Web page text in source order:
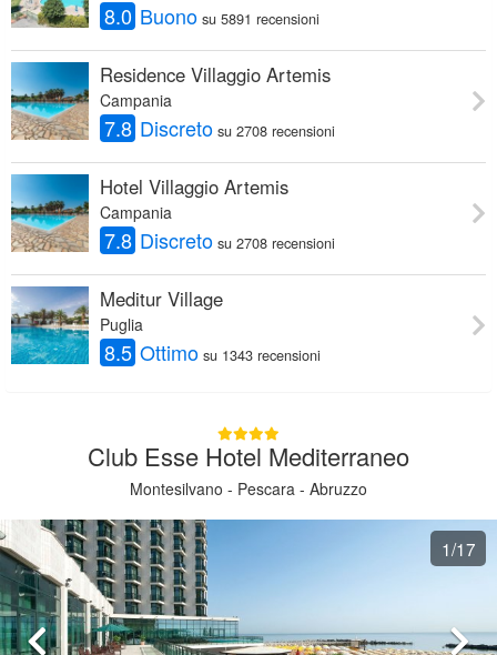
8.0 Buono su 5891 recensioni
Residence Villaggio Artemis
Campania
7.8 Discreto su 2708 recensioni
Hotel Villaggio Artemis
Campania
7.8 Discreto su 2708 recensioni
Meditur Village
Puglia
8.5 Ottimo su 1343 recensioni
Club Esse Hotel Mediterraneo
Montesilvano - Pescara - Abruzzo
1/17